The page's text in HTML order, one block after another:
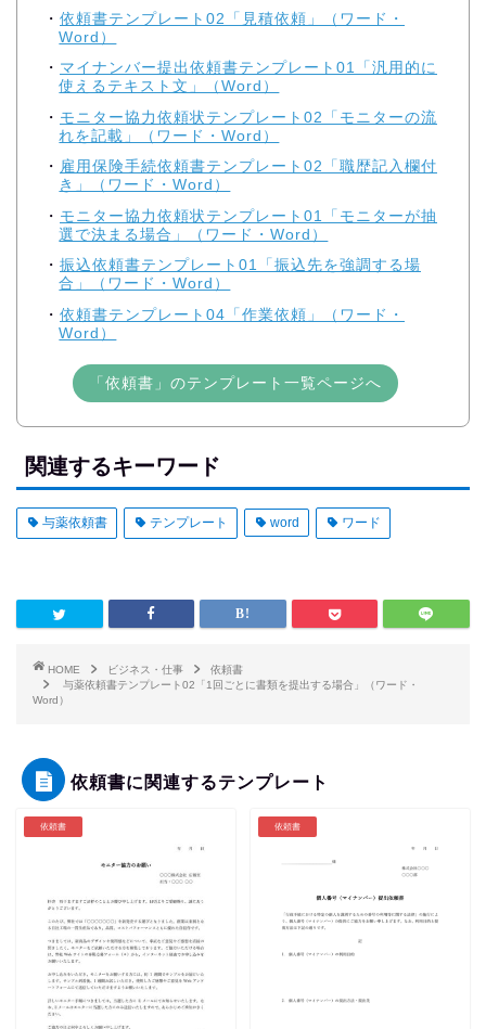
依頼書テンプレート02「見積依頼」（ワード・
Word）
マイナンバー提出依頼書テンプレート01「汎用的に
使えるテキスト文」（Word）
モニター協力依頼状テンプレート02「モニターの流
れを記載」（ワード・Word）
雇用保険手続依頼書テンプレート02「職歴記入欄付
き」（ワード・Word）
モニター協力依頼状テンプレート01「モニターが抽
選で決まる場合」（ワード・Word）
振込依頼書テンプレート01「振込先を強調する場
合」（ワード・Word）
依頼書テンプレート04「作業依頼」（ワード・
Word）
「依頼書」のテンプレート一覧ページへ
関連するキーワード
与薬依頼書 テンプレート word ワード
HOME ビジネス・仕事
依頼書
与薬依頼書テンプレート02「1回ごとに書類を提出する場合」（ワード・
Word）
依頼書に関連するテンプレート
依頼書 依頼書